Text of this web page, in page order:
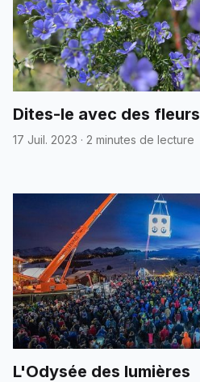
Dites-le avec des fleurs
17 Juil. 2023 · 2 minutes de lecture
L'Odysée des lumières